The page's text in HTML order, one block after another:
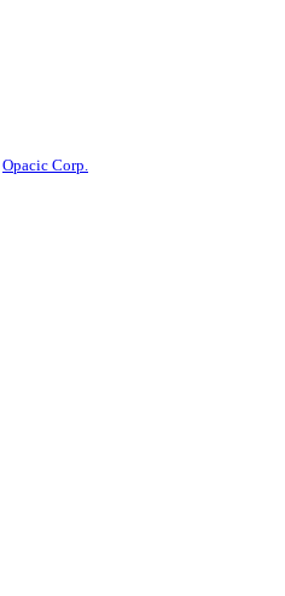
Opacic Corp.